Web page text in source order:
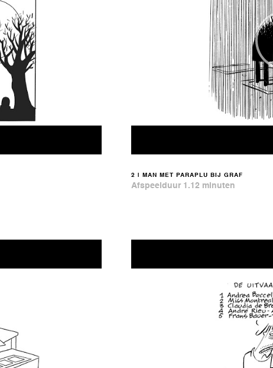
2 | MAN MET PARAPLU BIJ GRAF
Afspeelduur 1.12 minuten